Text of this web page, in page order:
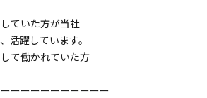
ていた方が当社
活躍しています。
て働かれていた方
ーーーーーーーーーー